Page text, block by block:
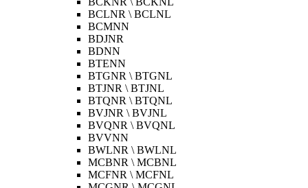
BCLNR \ BCLNL
BCMNN
BDJNR
BDNN
BTENN
BTGNR \ BTGNL
BTJNR \ BTJNL
BTQNR \ BTQNL
BVJNR \ BVJNL
BVQNR \ BVQNL
BVVNN
BWLNR \ BWLNL
MCBNR \ MCBNL
MCFNR \ MCFNL